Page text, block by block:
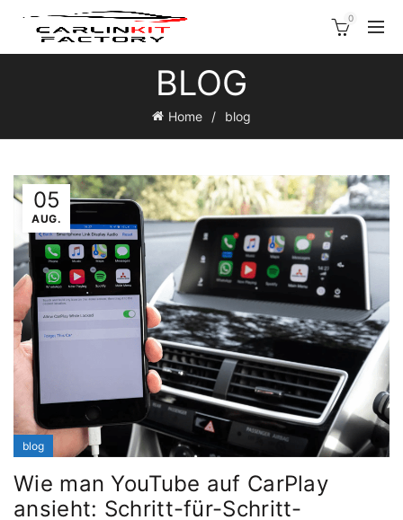
0
BLOG
Home blog
05
AUG.
blog
Wie man YouTube auf CarPlay
ansieht: Schritt-für-Schritt-